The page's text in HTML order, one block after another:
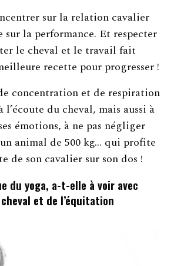
sur la relation cavalier
la performance. Et respecter
le cheval et le travail fait
recette pour progresser !
concentration et de respiration
l’écoute du cheval, mais aussi à
émotions, à ne pas négliger
animal de 500 kg… qui profite
de son cavalier sur son dos !
du yoga, a-t-elle à voir avec
et de l’équitation